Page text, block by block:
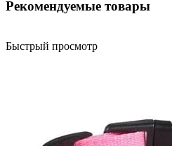
Рекомендуемые товары
Быстрый просмотр